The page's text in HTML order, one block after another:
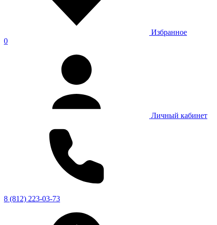
Избранное
0
Личный кабинет
8 (812) 223-03-73